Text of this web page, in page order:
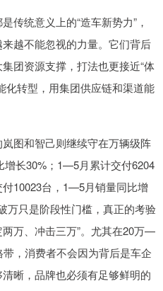
统意义上的“造车新势力”，
越不能忽视的力量。它们背后
团资源支撑，打法也更接近“体
化转型，用集团供应链和渠道能
图和智己则继续守在万辆级阵
增长30%；1—5月累计交付6204
10023台，1—5月销量同比增
万只是阶段性门槛，真正的考验
两万、冲击三万”。尤其在20万—
，消费者不会因为背后是车企
晰，品牌也必须有足够鲜明的
-34.08 -0.24%
-6.85 -0.15%